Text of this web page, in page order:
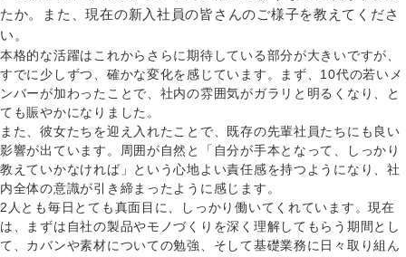
たか。また、現在の新入社員の皆さんのご様子を教えてくださ
い。
本格的な活躍はこれからさらに期待している部分が大きいですが、
すでに少しずつ、確かな変化を感じています。まず、10代の若いメ
ンバーが加わったことで、社内の雰囲気がガラリと明るくなり、と
ても賑やかになりました。
また、彼女たちを迎え入れたことで、既存の先輩社員たちにも良い
影響が出ています。周囲が自然と「自分が手本となって、しっかり
教えていかなければ」という心地よい責任感を持つようになり、社
内全体の意識が引き締まったように感じます。
2人とも毎日とても真面目に、しっかり働いてくれています。現在
は、まずは自社の製品やモノづくりを深く理解してもらう期間とし
て、カバンや素材についての勉強、そして基礎業務に日々取り組ん